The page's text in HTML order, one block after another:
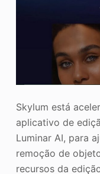
Skylum está
aplicativo de
Luminar AI, para
remoção de
recursos da